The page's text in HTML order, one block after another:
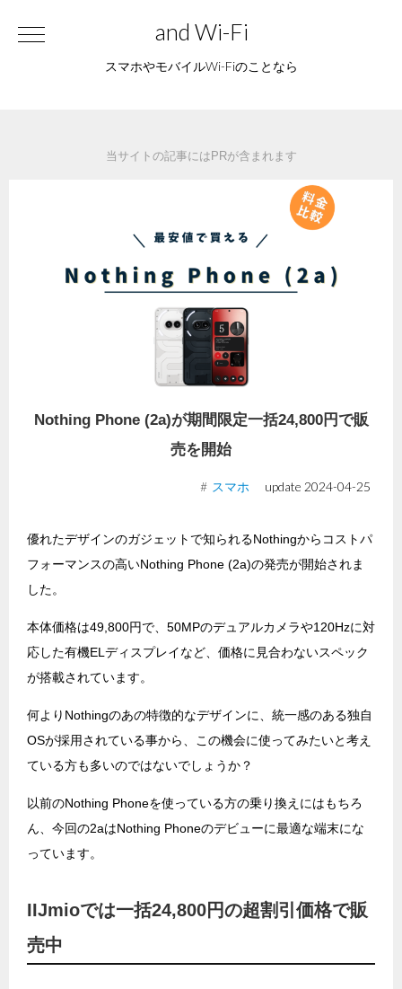
and Wi-Fi
スマホやモバイルWi-Fiのことなら
当サイトの記事にはPRが含まれます
Nothing Phone (2a)が期間限定一括24,800円で販
売を開始
スマホ update 2024-04-25
優れたデザインのガジェットで知られるNothingからコストパ
フォーマンスの高いNothing Phone (2a)の発売が開始されま
した。
本体価格は49,800円で、50MPのデュアルカメラや120Hzに対
応した有機ELディスプレイなど、価格に見合わないスペック
が搭載されています。
何よりNothingのあの特徴的なデザインに、統一感のある独自
OSが採用されている事から、この機会に使ってみたいと考え
ている方も多いのではないでしょうか？
以前のNothing Phoneを使っている方の乗り換えにはもちろ
ん、今回の2aはNothing Phoneのデビューに最適な端末にな
っています。
IIJmioでは一括24,800円の超割引価格で販
売中